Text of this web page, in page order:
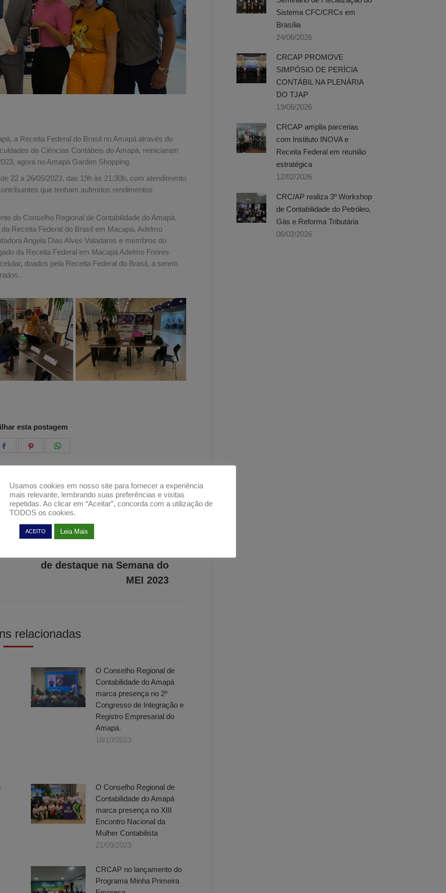
a Receita Federal do Brasil no Amapá através do
de Ciências Contábeis do Amapá, reiniciaram
agora no Amapá Garden Shopping.
22 a 26/05/2023, das 19h às 21:30h, com atendimento
que tenham auferidos rendimentos
do Conselho Regional de Contabilidade do Amapá,
Receita Federal do Brasil em Macapá, Adelmo
Angela Dias Alves Valadares e membros do
da Receita Federal em Macapá Adelmo Freires
doados pela Receita Federal do Brasil, a serem
esta postagem
Share
Share
Share
PRÓXIMO
post:
Contabilidade do Amapá,
de destaque na Semana do
MEI 2023
relacionadas
O Conselho Regional de
Contabilidade do Amapá
marca presença no 2º
Congresso de Integração e
Registro Empresarial do
Amapá.
18/10/2023
O Conselho Regional de
Contabilidade do Amapá
marca presença no XIII
Encontro Nacional da
Mulher Contabilista
21/09/2023
CRCAP no lançamento do
Programa Minha Primeira
Sistema CFC/CRCs em
Brasília
24/06/2026
CRCAP PROMOVE
SIMPÓSIO DE PERÍCIA
CONTÁBIL NA PLENÁRIA
DO TJAP
19/06/2026
CRCAP amplia parcerias
com Instituto INOVA e
Receita Federal em reunião
estratégica
12/02/2026
CRC/AP realiza 3º Workshop
de Contabilidade do Petróleo,
Gás e Reforma Tributária
06/02/2026
Usamos cookies em nosso site para fornecer a experiência
mais relevante, lembrando suas preferências e visitas
repetidas. Ao clicar em “Aceitar”, concorda com a utilização de
TODOS os cookies.
ACEITO Leia Mais